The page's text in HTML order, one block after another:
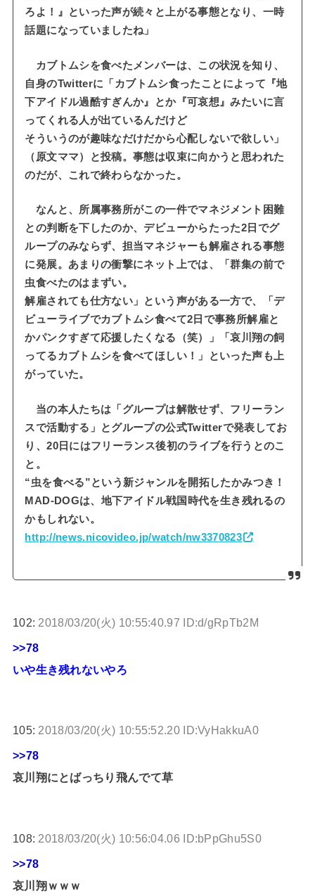
ろよ！』といった声が続々と上がる事態となり、一時
話題になっていましたね」
カブトムシを食べたメンバーは、この状況を知り、
自身のTwitterに「カブトムシ食ったことによって『地
下アイドル過酷すぎんか』とか『可哀想』みたいに言
ってくれる人が出ているんだけど
そういうのが趣味なだけだから心配しないで欲しい」
（原文ママ）と投稿。事態は収束に向かうと思われた
のだが、これで終わらなかった。
なんと、所属事務所がこの一件でマネジメント困難
との判断を下したのか、デビューからたった2日でグ
ループのみならず、担当マネジャーも解雇される事態
に発展。あまりの衝撃にネット上では、「群集の前で
虫食べたのはまずい。
解雇されても仕方ない」という声がある一方で、「デ
ビューライブでカブトムシ食べて2日で事務所解雇と
かパンクすぎて応援したくなる（笑）」「哀川翔の飼
ってるカブトムシを食べてほしい！」といった声も上
がっていた。
当の本人たちは「グループは解散せず、フリーラン
スで活動する」とグループの公式Twitterで発表してお
り、20日にはフリーランス後初のライブを行うとのこ
と。
“虫を食べる”という新ジャンルを開拓したかみつき！
MAD-DOGは、地下アイドル戦国時代を生き残れるの
かもしれない。
http://news.nicovideo.jp/watch/nw3370823
102: 2018/03/20(火) 10:55:40.97 ID:d/gRpTb2M
>>78
いや生き残れないやろ
105: 2018/03/20(火) 10:55:52.20 ID:VyHakkuA0
>>78
哀川翔にとばっちり飛んでて草
108: 2018/03/20(火) 10:56:04.06 ID:bPpGhu5S0
>>78
哀川翔ｗｗｗ